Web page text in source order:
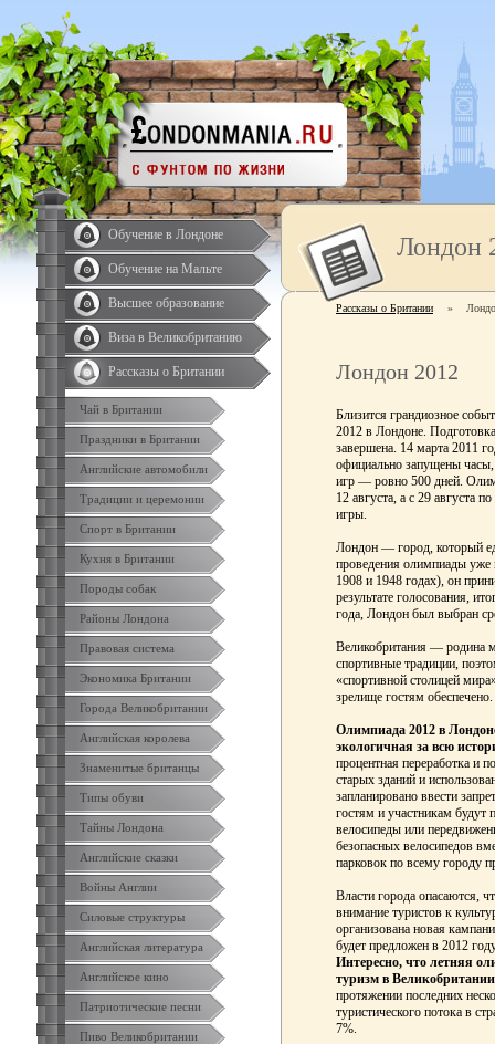
Обучение в Лондоне
Обучение на Мальте
Высшее образование
Виза в Великобританию
Рассказы о Британии
Чай в Британии
Праздники в Британии
Английские автомобили
Традиции и церемонии
Спорт в Британии
Кухня в Британии
Породы собак
Районы Лондона
Правовая система
Экономика Британии
Города Великобритании
Английская королева
Знаменитые британцы
Типы обуви
Тайны Лондона
Английские сказки
Войны Англии
Силовые структуры
Английская литература
Английское кино
Патриотические песни
Пиво Великобритании
Лондон
Рассказы о Британии »
Лондон 2012
Близится грандиозное
2012 в Лондоне.
завершена. 14 марта 2011
официально запущены
игр — ровно 500 дней.
12 августа, а с 29 августа
игры.
Лондон — город, который
проведения олимпиады уже
1908 и 1948 годах), он
результате голосования,
года, Лондон был выбран
Великобритания — родина
спортивные традиции,
«спортивной столицей
зрелище гостям обеспечено.
Олимпиада 2012 в
экологичная за всю
процентная переработка и
старых зданий и
запланировано ввести
гостям и участникам будут
велосипеды или
безопасных велосипедов
парковок по всему городу
Власти города опасаются,
внимание туристов к
организована новая
будет предложен в 2012
Интересно, что летняя
туризм в
протяжении последних
туристического потока в
7%.